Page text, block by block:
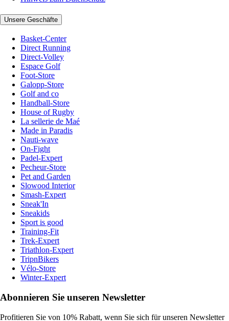
Unsere Geschäfte
Basket-Center
Direct Running
Direct-Volley
Espace Golf
Foot-Store
Galopp-Store
Golf and co
Handball-Store
House of Rugby
La sellerie de Maé
Made in Paradis
Nauti-wave
On-Fight
Padel-Expert
Pecheur-Store
Pet and Garden
Slowood Interior
Smash-Expert
Sneak'In
Sneakids
Sport is good
Training-Fit
Trek-Expert
Triathlon-Expert
TripnBikers
Vélo-Store
Winter-Expert
Abonnieren Sie unseren Newsletter
Profitieren Sie von 10% Rabatt, wenn Sie sich für unseren Newsletter